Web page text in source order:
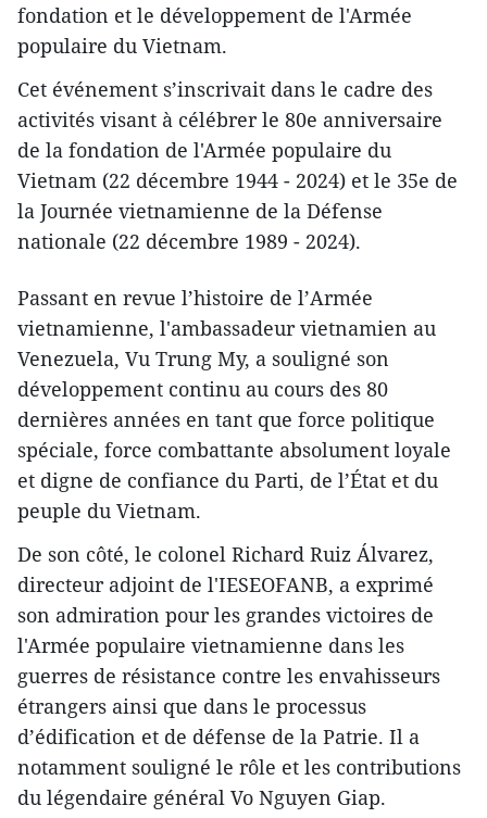
fondation et le développement de l'Armée
populaire du Vietnam.
Cet événement s’inscrivait dans le cadre des
activités visant à célébrer le 80e anniversaire
de la fondation de l'Armée populaire du
Vietnam (22 décembre 1944 - 2024) et le 35e de
la Journée vietnamienne de la Défense
nationale (22 décembre 1989 - 2024).
Passant en revue l’histoire de l’Armée
vietnamienne, l'ambassadeur vietnamien au
Venezuela, Vu Trung My, a souligné son
développement continu au cours des 80
dernières années en tant que force politique
spéciale, force combattante absolument loyale
et digne de confiance du Parti, de l’État et du
peuple du Vietnam.
De son côté, le colonel Richard Ruiz Álvarez,
directeur adjoint de l'IESEOFANB, a exprimé
son admiration pour les grandes victoires de
l'Armée populaire vietnamienne dans les
guerres de résistance contre les envahisseurs
étrangers ainsi que dans le processus
d’édification et de défense de la Patrie. Il a
notamment souligné le rôle et les contributions
du légendaire général Vo Nguyen Giap.